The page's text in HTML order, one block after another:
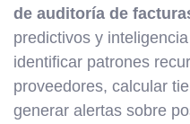
de auditoría de
predictivos y
identificar patrones
proveedores, calcular
generar alertas sobre